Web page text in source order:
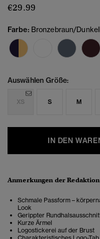
€29.99
Farbe: Bronzebraun/
Auswählen Größe:
XS S M
IN DEN
Anmerkungen der Redaktion
Schmale Passform –
Look
Gerippter
Kurze Ärmel
Logostickerei auf der Brust